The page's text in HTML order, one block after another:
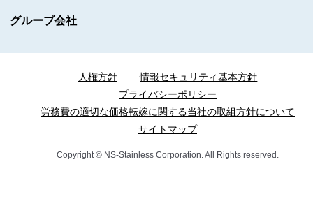
グループ会社
人権方針
情報セキュリティ基本方針
プライバシーポリシー
労務費の適切な価格転嫁に関する当社の取組方針について
サイトマップ
Copyright © NS-Stainless Corporation. All Rights reserved.